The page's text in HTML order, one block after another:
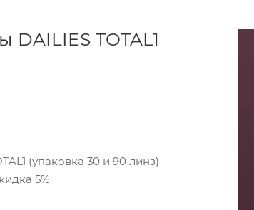
TOTAL1
(упаковка 30 и 90 линз)
5%